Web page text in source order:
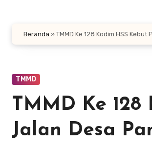
Beranda » TMMD Ke 128 Kodim HSS
TMMD
TMMD Ke 128
Jalan Desa